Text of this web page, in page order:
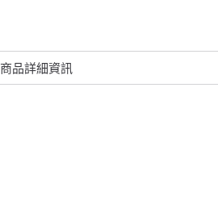
商品詳細資訊